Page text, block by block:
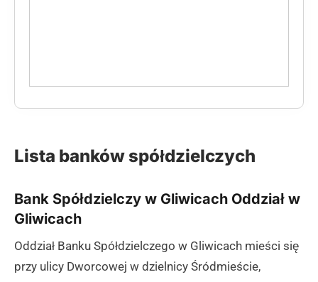
Lista banków spółdzielczych
Bank Spółdzielczy w Gliwicach Oddział w
Gliwicach
Oddział Banku Spółdzielczego w Gliwicach mieści się
przy ulicy Dworcowej w dzielnicy Śródmieście,